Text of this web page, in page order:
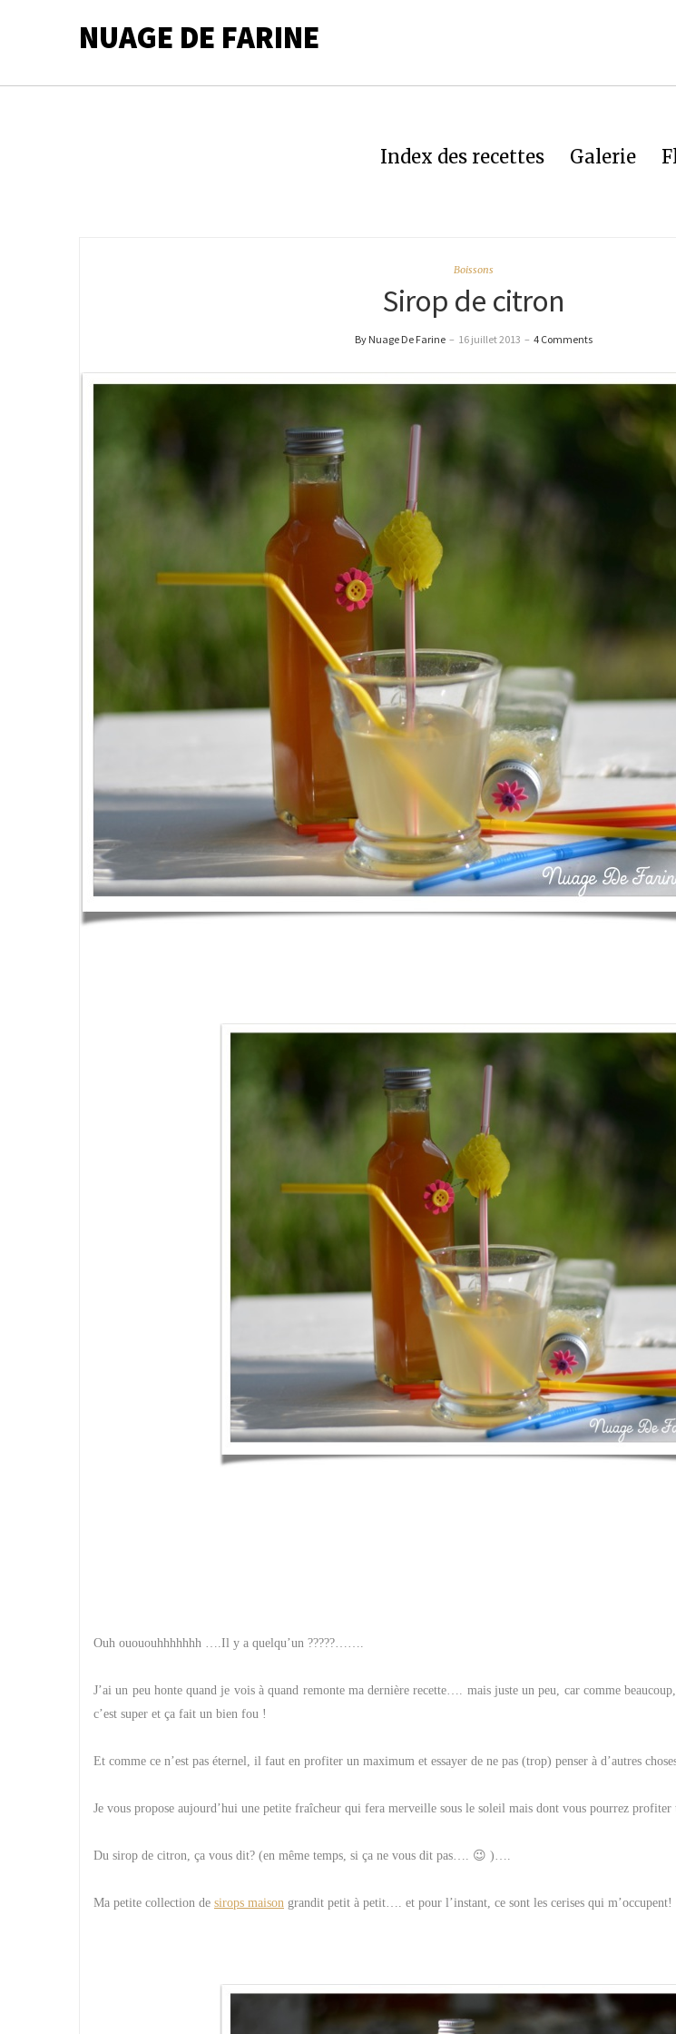
NUAGE DE FARINE
Index des recettes Galerie
Boissons
Sirop de citron
By Nuage De Farine – 16 juillet 2013 – 4 Comments
Ouh ouououhhhhhhh ….Il y a quelqu’un ?????…….
J’ai un peu honte quand je vois à quand remonte ma dernière recette…. mais juste un peu, car comme beaucoup,
c’est super et ça fait un bien fou !
Et comme ce n’est pas éternel, il faut en profiter un maximum et essayer de ne pas (trop) penser à d’autres
Je vous propose aujourd’hui une petite fraîcheur qui fera merveille sous le soleil mais dont vous pourrez
Du sirop de citron, ça vous dit? (en même temps, si ça ne vous dit pas…. 😉 )….
Ma petite collection de sirops maison grandit petit à petit…. et pour l’instant, ce sont les cerises qui m’occupent!